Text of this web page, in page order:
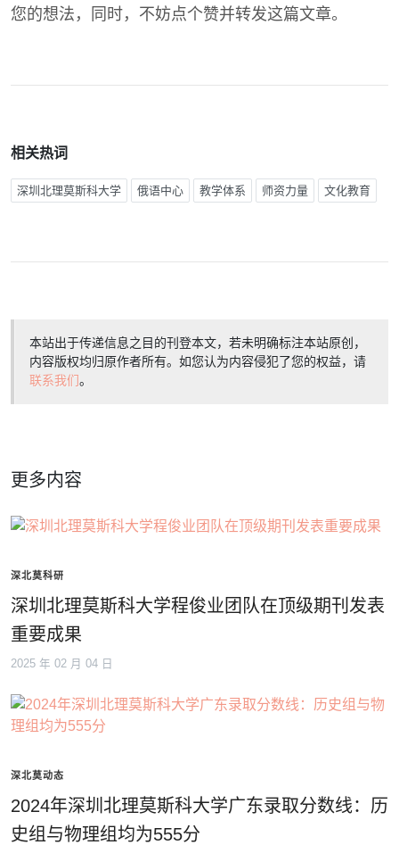
您的想法，同时，不妨点个赞并转发这篇文章。
相关热词
深圳北理莫斯科大学 俄语中心 教学体系 师资力量 文化教育
本站出于传递信息之目的刊登本文，若未明确标注本站原创，
内容版权均归原作者所有。如您认为内容侵犯了您的权益，请
联系我们。
更多内容
深北莫科研
深圳北理莫斯科大学程俊业团队在顶级期刊发表
重要成果
2025 年 02 月 04 日
深北莫动态
2024年深圳北理莫斯科大学广东录取分数线：历
史组与物理组均为555分